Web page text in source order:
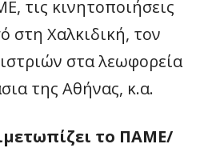
τις κινητοποιήσεις
στη Χαλκιδική, τον
στα λεωφορεία
της Αθήνας, κ.α.
το ΠΑΜΕ/